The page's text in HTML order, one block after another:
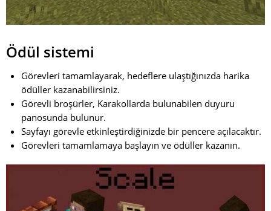
Ödül sistemi
Görevleri tamamlayarak, hedeflere ulaştığınızda harika
ödüller kazanabilirsiniz.
Görevli broşürler, Karakollarda bulunabilen duyuru
panosunda bulunur.
Sayfayı görevle etkinleştirdiğinizde bir pencere açılacaktır.
Görevleri tamamlamaya başlayın ve ödüller kazanın.